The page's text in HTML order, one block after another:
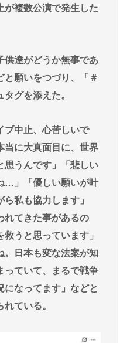
が複数公演で発生した
供達がどうか無事であ
願いをつづり、「＃
グを添えた。
ブ中止、心苦しいで
当に大真面目に、世界
思うんです」「悲しい
…」「優しい願いが叶
私も協力します」
れてきた事があるの
うと思っています」
。日本も変な法案が知
っていて、まるで戦争
になってます」などと
ている。